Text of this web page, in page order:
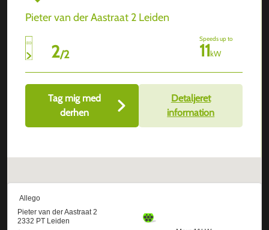
Pieter van der Aastraat 2 Leiden
2/2
Speeds up to
11kW
Tag mig med
derhen
Detaljeret
information